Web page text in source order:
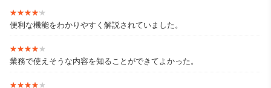
★★★★★
★★★★★
便利な機能をわかりやすく解説されていました。
★★★★★
★★★★★
業務で使えそうな内容を知ることができてよかった。
★★★★★
★★★★★